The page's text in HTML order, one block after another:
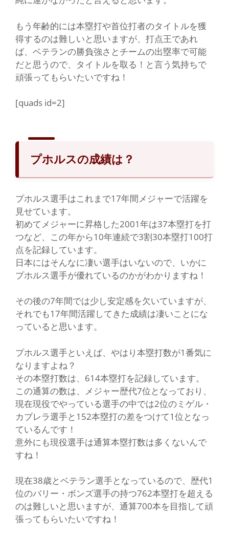
もう年齢的には本塁打や首位打者のタイトルを獲
得するのは難しいと思いますが、打点王であれ
ば、ベテランの勝負強さとチームの出塁率で可能
だと思うので、タイトルを取る！と言う気持ちで
頑張ってもらいたいですね！
[quads id=2]
プホルスの成績は？
プホルス選手はこれまで17年間メジャーで活躍を
見せています。
初めてメジャーに昇格した2001年は37本塁打を打
つなど、この年から10年連続で3割30本塁打100打
点を記録しています。
日本にはそんなに凄い選手はいないので、いかに
プホルス選手が優れているのかがわかりますね！
その後の7年間では少し安定感を欠いていますが、
それでも17年間活躍してきた成績は凄いことにな
っていると思います。
プホルス選手といえば、やはり本塁打数が1番気に
なりますよね？
その本塁打数は、614本塁打を記録しています。
この通算の数は、メジャー歴代7位となっており、
現在現役でやっている選手の中では2位のミゲル・
カブレラ選手と152本塁打の差をつけて1位となっ
ているんです！
意外にも現役選手は通算本塁打数は多くないんで
すね！
現在38歳とベテラン選手となっているので、歴代1
位のバリー・ボンズ選手の持つ762本塁打を超える
のは難しいと思いますが、通算700本を目指して頑
張ってもらいたいですね！